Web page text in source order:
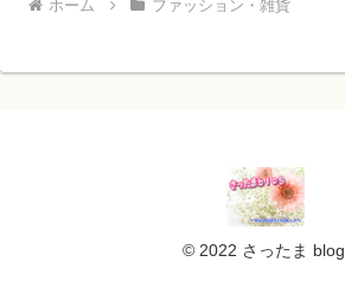
ホーム ファッション・雑貨
© 2022 さったま blog.